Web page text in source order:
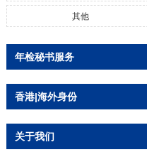
其他
年检秘书服务
香港|海外身份
关于我们